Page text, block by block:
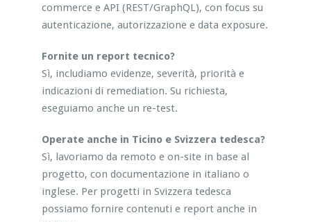
commerce e API (REST/GraphQL), con focus su
autenticazione, autorizzazione e data exposure.
Fornite un report tecnico?
Sì, includiamo evidenze, severità, priorità e
indicazioni di remediation. Su richiesta,
eseguiamo anche un re-test.
Operate anche in Ticino e Svizzera tedesca?
Sì, lavoriamo da remoto e on-site in base al
progetto, con documentazione in italiano o
inglese. Per progetti in Svizzera tedesca
possiamo fornire contenuti e report anche in